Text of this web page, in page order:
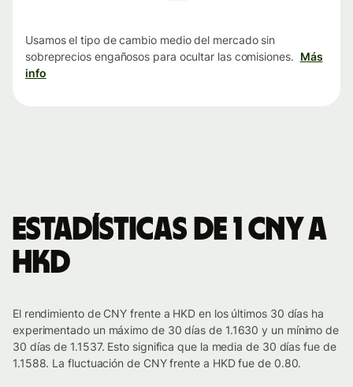
Usamos el tipo de cambio medio del mercado sin
sobreprecios engañosos para ocultar las comisiones. Más
info
Estadísticas de 1 CNY a
HKD
El rendimiento de CNY frente a HKD en los últimos 30 días ha
experimentado un máximo de 30 días de 1.1630 y un mínimo de
30 días de 1.1537. Esto significa que la media de 30 días fue de
1.1588. La fluctuación de CNY frente a HKD fue de 0.80.